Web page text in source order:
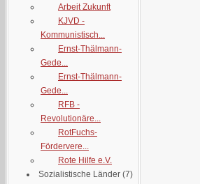
Arbeit Zukunft
KJVD -
Kommunistisch...
Ernst-Thälmann-
Gede...
Ernst-Thälmann-
Gede...
RFB -
Revolutionäre...
RotFuchs-
Fördervere...
Rote Hilfe e.V.
Sozialistische Länder (7)